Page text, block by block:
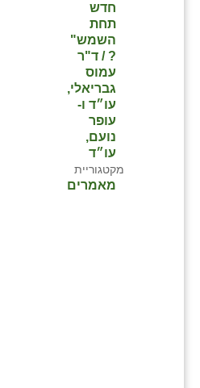
חדש
תחת
השמש"
? / ד"ר
עמוס
גבריאלי,
עו״ד ו-
עופר
נועם,
עו״ד
מקטגוריית
מאמרים